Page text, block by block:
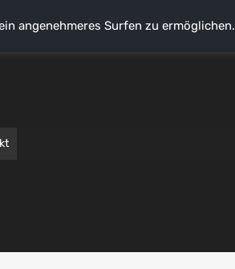
angenehmeres Surfen zu ermöglichen.